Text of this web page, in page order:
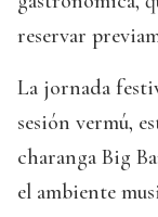
reservar
La jornada
sesión vermú,
charanga Big
el ambiente